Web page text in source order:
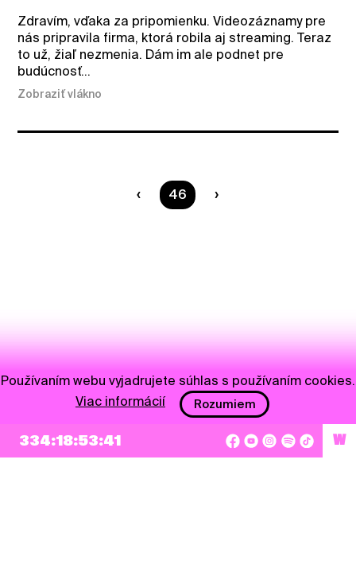
Zdravím, vďaka za pripomienku. Videozáznamy pre
nás pripravila firma, ktorá robila aj streaming. Teraz
to už, žiaľ nezmenia. Dám im ale podnet pre
budúcnosť...
Zobraziť vlákno
Ste na strane
46
334:18:53:41 W
Používaním webu vyjadrujete súhlas s používaním cookies.
Viac informácií
Rozumiem